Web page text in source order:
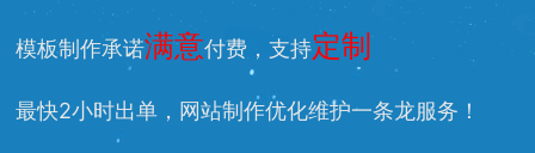
模板制作承诺满意付费，支持定制
最快2小时出单，网站制作优化维护一条龙服务！